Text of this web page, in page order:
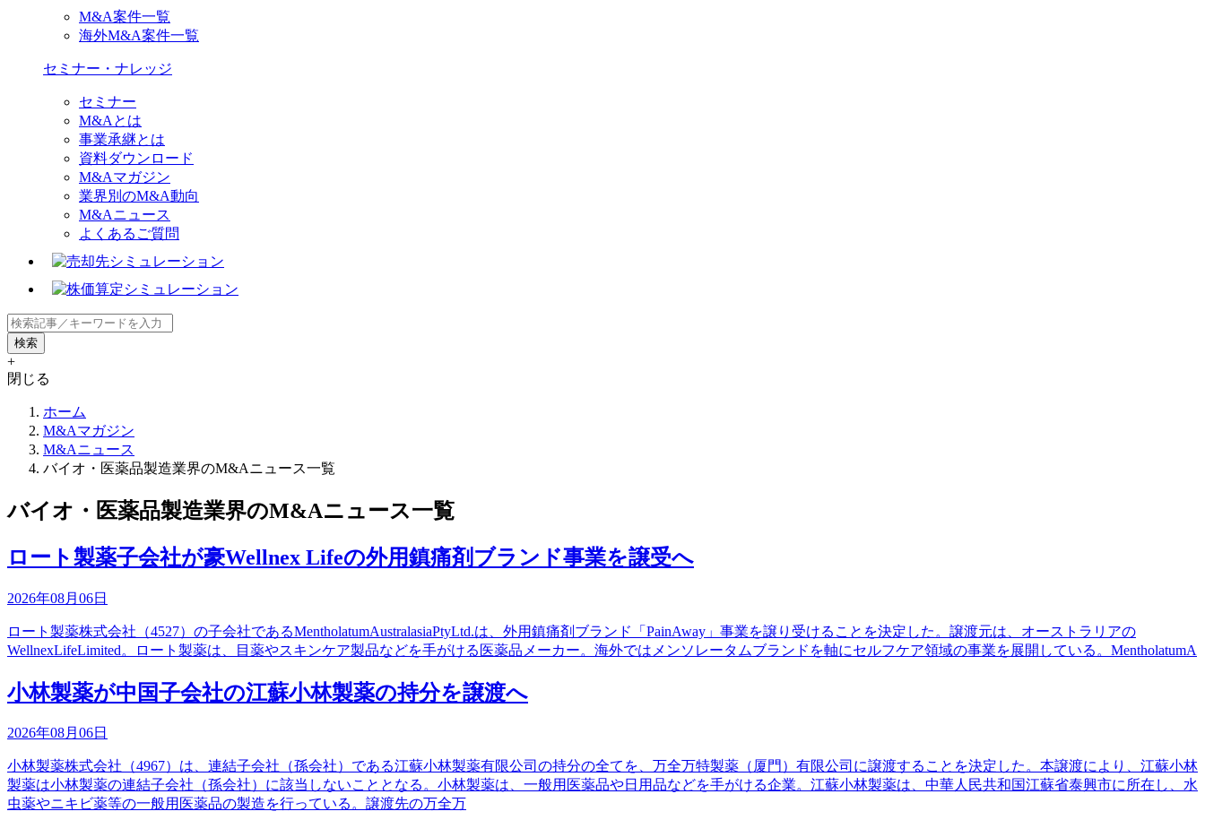
M&A案件一覧
海外M&A案件一覧
セミナー・ナレッジ
セミナー
M&Aとは
事業承継とは
資料ダウンロード
M&Aマガジン
業界別のM&A動向
M&Aニュース
よくあるご質問
+
閉じる
ホーム
M&Aマガジン
M&Aニュース
バイオ・医薬品製造業界のM&Aニュース一覧
バイオ・医薬品製造業界のM&Aニュース一覧
ロート製薬子会社が豪Wellnex Lifeの外用鎮痛剤ブランド事業を譲受へ
2026年08月06日
ロート製薬株式会社（4527）の子会社であるMentholatumAustralasiaPtyLtd.は、外用鎮痛剤ブランド「PainAway」事業を譲り受けることを決定した。譲渡元は、オーストラリアの
WellnexLifeLimited。ロート製薬は、目薬やスキンケア製品などを手がける医薬品メーカー。海外ではメンソレータムブランドを軸にセルフケア領域の事業を展開している。MentholatumA
小林製薬が中国子会社の江蘇小林製薬の持分を譲渡へ
2026年08月06日
小林製薬株式会社（4967）は、連結子会社（孫会社）である江蘇小林製薬有限公司の持分の全てを、万全万特製薬（厦門）有限公司に譲渡することを決定した。本譲渡により、江蘇小林
製薬は小林製薬の連結子会社（孫会社）に該当しないこととなる。小林製薬は、一般用医薬品や日用品などを手がける企業。江蘇小林製薬は、中華人民共和国江蘇省泰興市に所在し、水
虫薬やニキビ薬等の一般用医薬品の製造を行っている。譲渡先の万全万